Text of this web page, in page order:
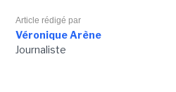
Article rédigé par
Véronique Arène
Journaliste